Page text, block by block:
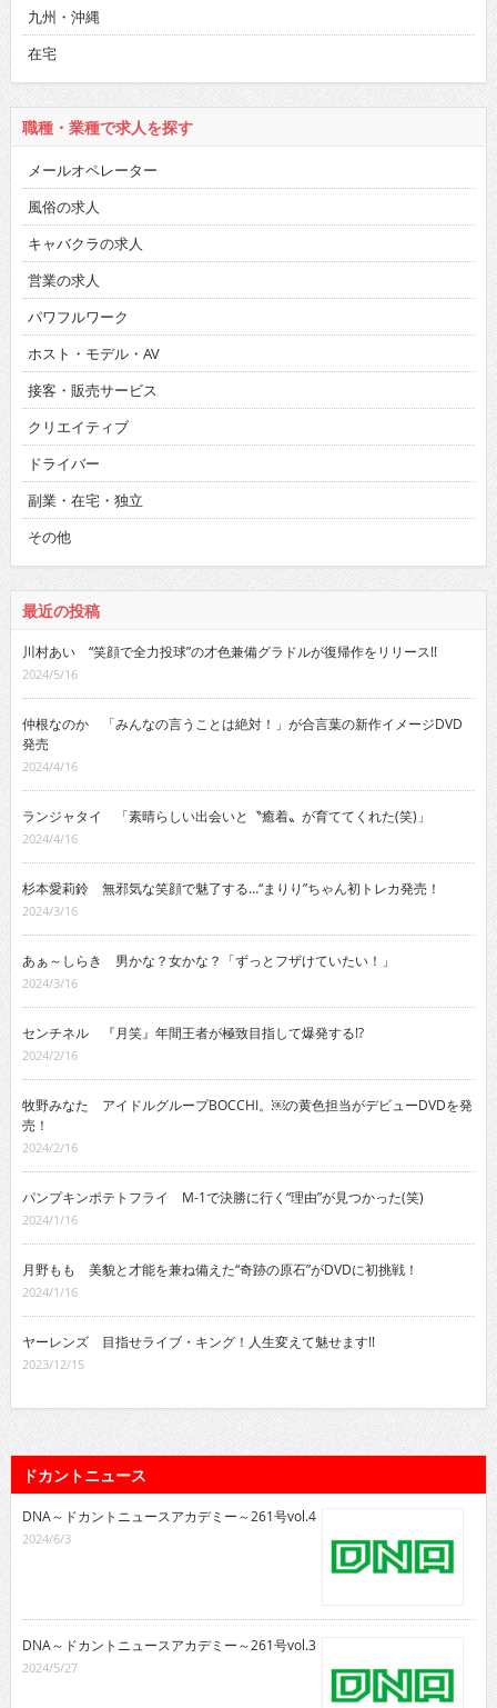
九州・沖縄
在宅
職種・業種で求人を探す
メールオペレーター
風俗の求人
キャバクラの求人
営業の求人
パワフルワーク
ホスト・モデル・AV
接客・販売サービス
クリエイティブ
ドライバー
副業・在宅・独立
その他
最近の投稿
川村あい “笑顔で全力投球”の才色兼備グラドルが復帰作をリリース!!
2024/5/16
仲根なのか 「みんなの言うことは絶対！」が合言葉の新作イメージDVD
発売
2024/4/16
ランジャタイ 「素晴らしい出会いと〝癒着〟が育ててくれた(笑)」
2024/4/16
杉本愛莉鈴 無邪気な笑顔で魅了する…“まりり”ちゃん初トレカ発売！
2024/3/16
あぁ～しらき 男かな？女かな？「ずっとフザけていたい！」
2024/3/16
センチネル 『月笑』年間王者が極致目指して爆発する!?
2024/2/16
牧野みなた アイドルグループBOCCHI。￼の黄色担当がデビューDVDを発
売！
2024/2/16
パンプキンポテトフライ M-1で決勝に行く“理由”が見つかった(笑)
2024/1/16
月野もも 美貌と才能を兼ね備えた“奇跡の原石”がDVDに初挑戦！
2024/1/16
ヤーレンズ 目指せライブ・キング！人生変えて魅せます!!
2023/12/15
ドカントニュース
DNA～ドカントニュースアカデミー～261号vol.4
2024/6/3
DNA～ドカントニュースアカデミー～261号vol.3
2024/5/27